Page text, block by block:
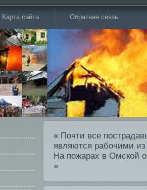
Карта сайта Обратная связь
« Почти все
являются рабочими
На пожарах в Омской
»